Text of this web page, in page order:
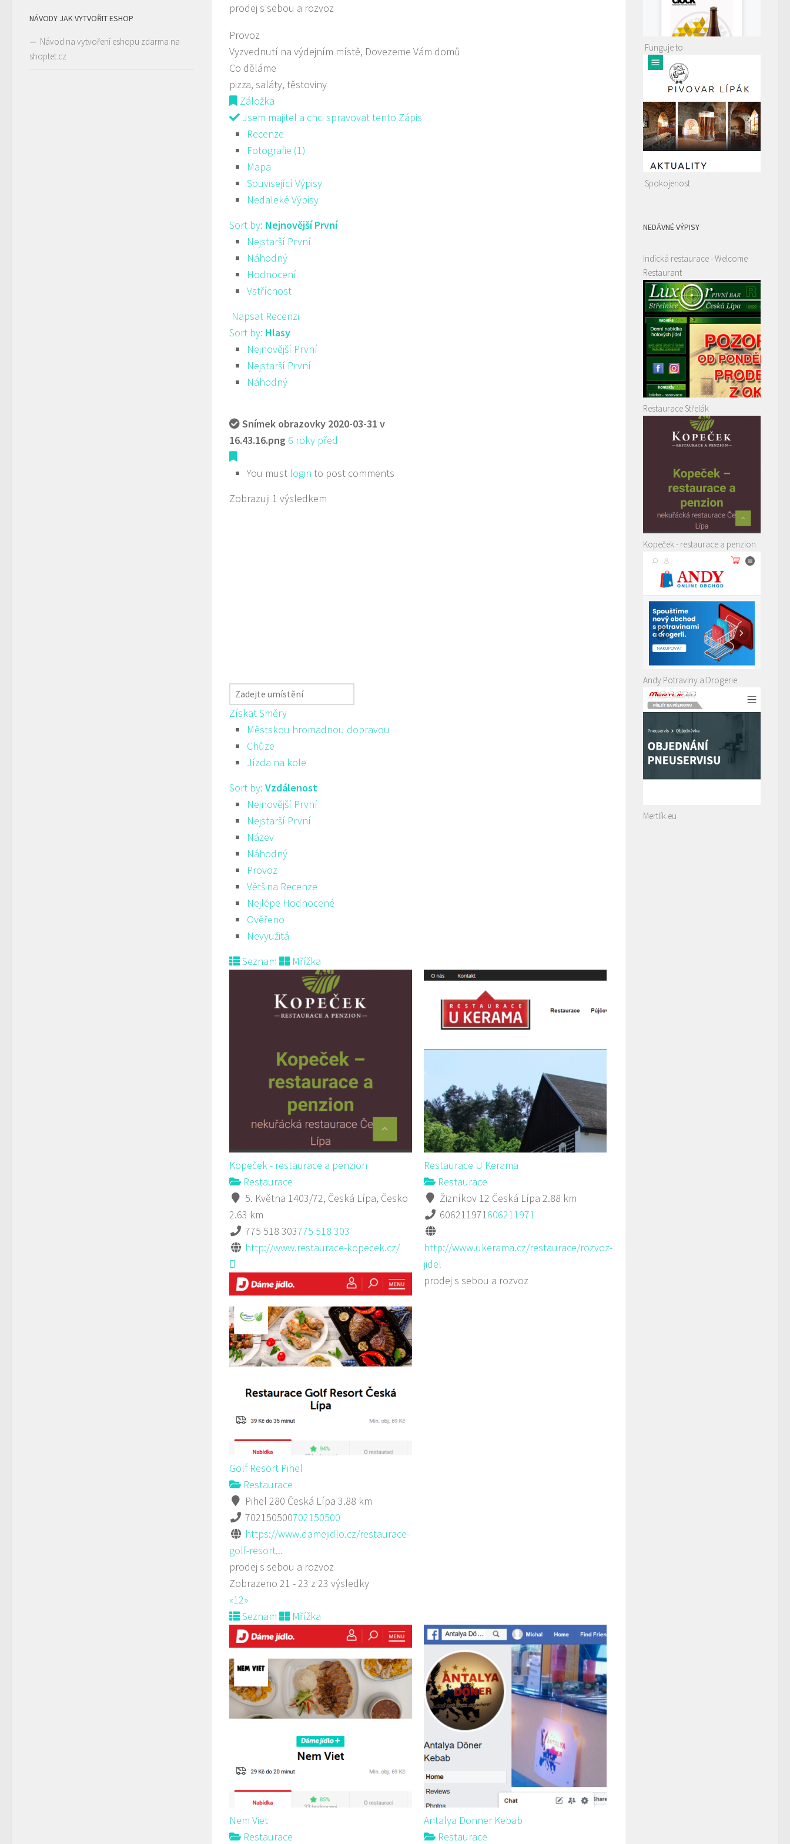
prodej s sebou a rozvoz
Provoz
Vyzvednutí na výdejním místě, Dovezeme Vám domů
Co děláme
pizza, saláty, těstoviny
Záložka
Jsem majitel a chci spravovat tento Zápis
Recenze
Fotografie (1)
Mapa
Související Výpisy
Nedaleké Výpisy
Sort by: Nejnovější První
Nejstarší První
Náhodný
Hodnocení
Vstřícnost
Napsat Recenzi
Sort by: Hlasy
Nejnovější První
Nejstarší První
Náhodný
Snímek obrazovky 2020-03-31 v
16.43.16.png 6 roky před
You must login to post comments
Zobrazuji 1 výsledkem
Získat Směry
Městskou hromadnou dopravou
Chůze
Jízda na kole
Sort by: Vzdálenost
Nejnovější První
Nejstarší První
Název
Náhodný
Provoz
Většina Recenze
Nejlépe Hodnocené
Ověřeno
Nevyužitá
Seznam
Mřížka
Kopeček - restaurace a penzion
Restaurace
5. Května 1403/72, Česká Lípa, Česko
2.63 km
775 518 303775 518 303
http://www.restaurace-kopecek.cz/
Restaurace U Kerama
Restaurace
Žizníkov 12 Česká Lípa 2.88 km
606211971606211971
http://www.ukerama.cz/restaurace/rozvoz-
jidel
prodej s sebou a rozvoz
Golf Resort Pihel
Restaurace
Pihel 280 Česká Lípa 3.88 km
702150500702150500
https://www.damejidlo.cz/restaurace-
golf-resort...
prodej s sebou a rozvoz
Zobrazeno 21 - 23 z 23 výsledky
«12»
Seznam
Mřížka
Nem Viet
Restaurace
Antalya Donner Kebab
Restaurace
NÁVODY JAK VYTVOŘIT ESHOP
Návod na vytvoření eshopu zdarma na
shoptet.cz
Funguje to
Spokojenost
NEDÁVNÉ VÝPISY
Indická restaurace - Welcome
Restaurant
Restaurace Střelák
Kopeček - restaurace a penzion
Andy Potraviny a Drogerie
Mertlík.eu